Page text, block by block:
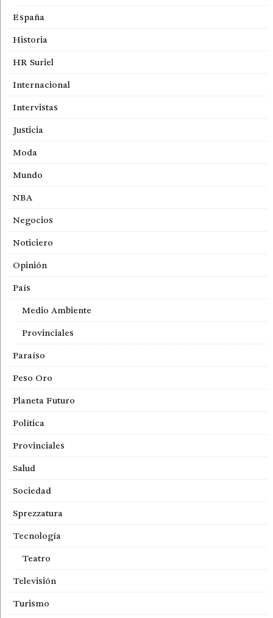
España
Historia
HR Suriel
Internacional
Intervistas
Justicia
Moda
Mundo
NBA
Negocios
Noticiero
Opinión
País
Medio Ambiente
Provinciales
Paraíso
Peso Oro
Planeta Futuro
Política
Provinciales
Salud
Sociedad
Sprezzatura
Tecnología
Teatro
Televisión
Turismo